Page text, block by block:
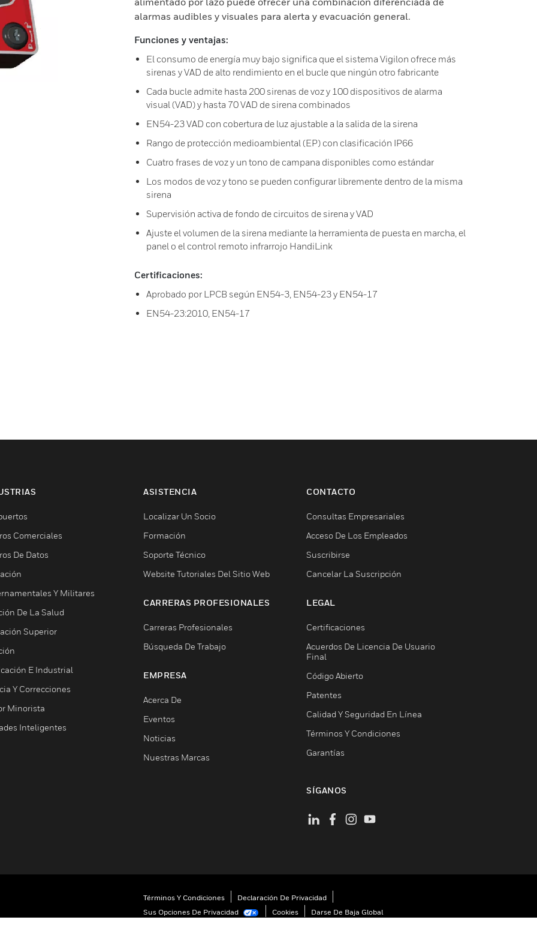
alarmas audibles y visuales para alerta y evacuación general.
Funciones y ventajas:
El consumo de energía muy bajo significa que el sistema Vigilon ofrece más
sirenas y VAD de alto rendimiento en el bucle que ningún otro fabricante
Cada bucle admite hasta 200 sirenas de voz y 100 dispositivos de alarma
visual (VAD) y hasta 70 VAD de sirena combinados
EN54-23 VAD con cobertura de luz ajustable a la salida de la sirena
Rango de protección medioambiental (EP) con clasificación IP66
Cuatro frases de voz y un tono de campana disponibles como estándar
Los modos de voz y tono se pueden configurar libremente dentro de la misma
sirena
Supervisión activa de fondo de circuitos de sirena y VAD
Ajuste el volumen de la sirena mediante la herramienta de puesta en marcha, el
panel o el control remoto infrarrojo HandiLink
Certificaciones:
Aprobado por LPCB según EN54-3, EN54-23 y EN54-17
EN54-23:2010, EN54-17
Comerciales
De Datos
Y Militares
De La Salud
Superior
E Industrial
Y Correcciones
Minorista
Inteligentes
ASISTENCIA
Localizar Un Socio
Formación
Soporte Técnico
Website Tutoriales Del Sitio Web
CARRERAS PROFESIONALES
Carreras Profesionales
Búsqueda De Trabajo
EMPRESA
Acerca De
Eventos
Noticias
Nuestras Marcas
CONTACTO
Consultas Empresariales
Acceso De Los Empleados
Suscribirse
Cancelar La Suscripción
LEGAL
Certificaciones
Acuerdos De Licencia De Usuario
Final
Código Abierto
Patentes
Calidad Y Seguridad En Línea
Términos Y Condiciones
Garantías
SÍGANOS
Términos Y Condiciones
Declaración De Privacidad
Sus Opciones De Privacidad
Cookies Darse De Baja Global